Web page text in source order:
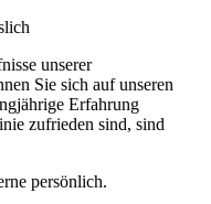
unserer
Sie sich auf unseren
Erfahrung
zufrieden sind, sind
persönlich.